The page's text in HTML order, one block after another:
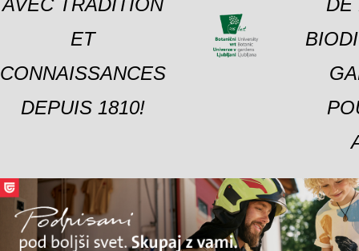
AVEC TRADITION
ET
CONNAISSANCES
DEPUIS 1810!
DE